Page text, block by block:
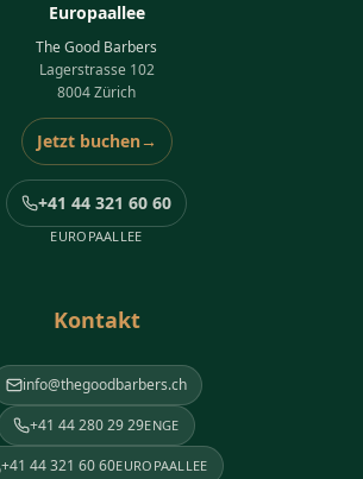
Europaallee
The Good Barbers
Lagerstrasse 102
8004 Zürich
Jetzt buchen→
+41 44 321 60 60
EUROPAALLEE
Kontakt
info@thegoodbarbers.ch
+41 44 280 29 29ENGE
+41 44 321 60 60EUROPAALLEE